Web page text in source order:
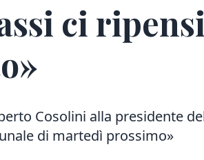
ci
Cosolini alla presidente
di martedì prossimo»